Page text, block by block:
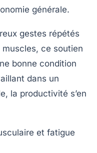
générale.
gestes répétés
ce soutien
bonne condition
dans un
la productivité s’en
et fatigue